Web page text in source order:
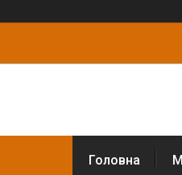
Головна